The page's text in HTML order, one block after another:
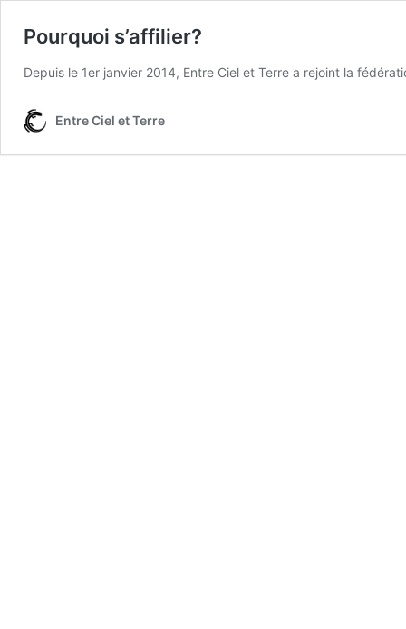
Pourquoi s’affilier?
Depuis le 1er janvier 2014, Entre Ciel et Terre a rejoint la
Entre Ciel et Terre